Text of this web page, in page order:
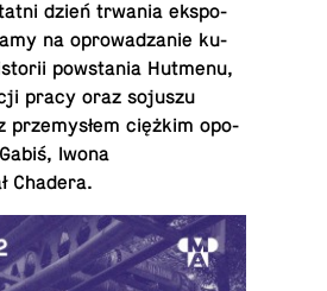
dzień trwania eks­po­
na opro­wa­dza­nie ku­
po­wsta­nia Hutmenu,
pracy oraz sojuszu
prze­my­słem ciężkim opo­
Iwona
Chadera.